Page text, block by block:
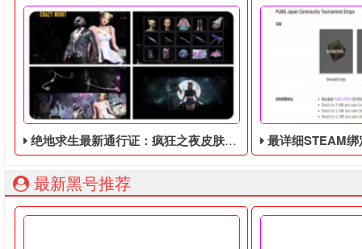
绝地求生最新通行证：疯狂之夜皮肤暴露！将于9月8日推出！ 最详细STEAM绑定全球账号以
最新黑号推荐